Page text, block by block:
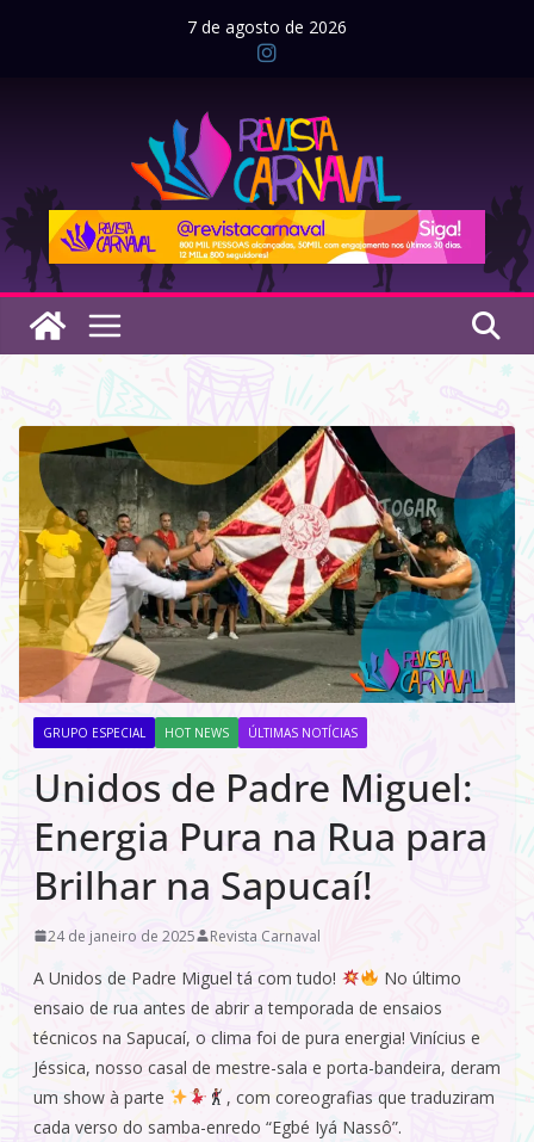
7 de agosto de 2026
GRUPO ESPECIAL HOT NEWS ÚLTIMAS NOTÍCIAS
Unidos de Padre Miguel:
Energia Pura na Rua para
Brilhar na Sapucaí!
24 de janeiro de 2025 Revista Carnaval
A Unidos de Padre Miguel tá com tudo!
No último
ensaio de rua antes de abrir a temporada de ensaios
técnicos na Sapucaí, o clima foi de pura energia! Vinícius e
Jéssica, nosso casal de mestre-sala e porta-bandeira, deram
um show à parte
, com coreografias que traduziram
cada verso do samba-enredo “Egbé Iyá Nassô”.